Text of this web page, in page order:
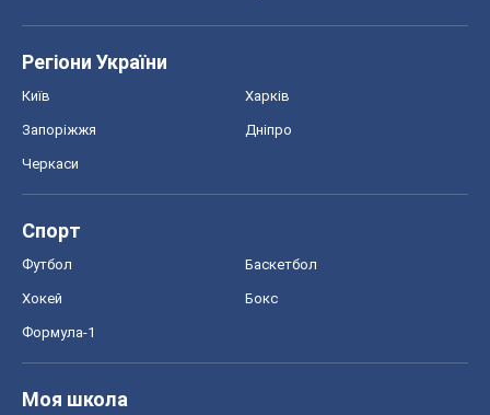
Регіони України
Київ Харків
Запоріжжя Дніпро
Черкаси
Спорт
Футбол Баскетбол
Хокей Бокс
Формула-1
Моя школа